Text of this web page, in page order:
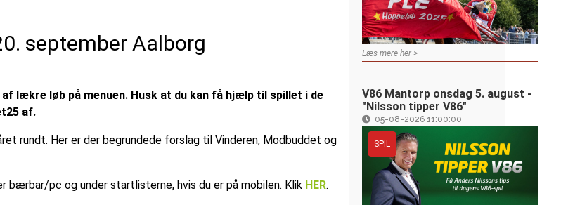
september Aalborg
lækre løb på menuen. Husk at du kan få hjælp til spillet i de
af.
rundt. Her er der begrundede forslag til Vinderen, Modbuddet og
bærbar/pc og under startlisterne, hvis du er på mobilen. Klik HER.
Læs mere her >
V86 Mantorp onsdag 5. august -
"Nilsson tipper V86"
05-08-2026 11:00:00
SPIL